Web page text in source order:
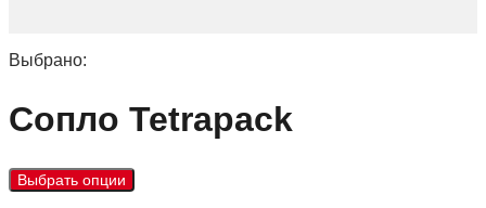
Выбрано:
Сопло Теtrapack
Выбрать опции